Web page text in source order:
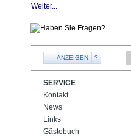
Weiter...
ANZEIGEN ?
SERVICE
Kontakt
News
Links
Gästebuch